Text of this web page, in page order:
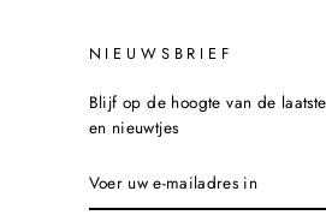
NIEUWSBRIEF
Blijf op de hoogte van de
en nieuwtjes
UW
E-